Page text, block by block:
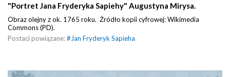
"Portret Jana Fryderyka Sapiehy" Augustyna Mirysa.
Obraz olejny z ok. 1765 roku. Źródło kopii cyfrowej: Wikimedia
Commons (PD).
Postaci powiązane:# Jan Fryderyk Sapieha